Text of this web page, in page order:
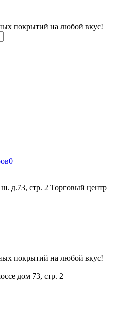
покрытий на любой вкус!
0
д.73, стр. 2 Торговый центр
покрытий на любой вкус!
дом 73, стр. 2